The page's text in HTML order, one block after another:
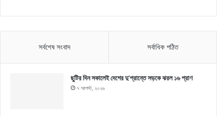
সর্বশেষ সংবাদ সর্বাধিক পঠিত
ছুটির দিন সকালেই দেশের দু’প্রান্তে সড়কে ঝরল ১৬ প্রাণ
৭ আগস্ট, ২০২৬